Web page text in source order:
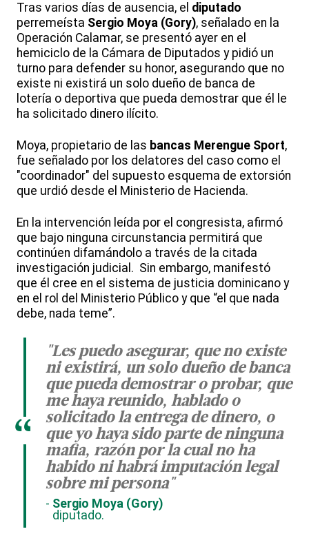
Tras varios días de ausencia, el diputado
perremeísta Sergio Moya (Gory), señalado en la
Operación Calamar, se presentó ayer en el
hemiciclo de la Cámara de Diputados y pidió un
turno para defender su honor, asegurando que no
existe ni existirá un solo dueño de banca de
lotería o deportiva que pueda demostrar que él le
ha solicitado dinero ilícito.
Moya, propietario de las bancas Merengue Sport,
fue señalado por los delatores del caso como el
"coordinador" del supuesto esquema de extorsión
que urdió desde el Ministerio de Hacienda.
En la intervención leída por el congresista, afirmó
que bajo ninguna circunstancia permitirá que
continúen difamándolo a través de la citada
investigación judicial. Sin embargo, manifestó
que él cree en el sistema de justicia dominicano y
en el rol del Ministerio Público y que “el que nada
debe, nada teme”.
"Les puedo asegurar, que no existe
ni existirá, un solo dueño de banca
que pueda demostrar o probar, que
me haya reunido, hablado o
solicitado la entrega de dinero, o
que yo haya sido parte de ninguna
mafia, razón por la cual no ha
habido ni habrá imputación legal
sobre mi persona"
Sergio Moya (Gory)
diputado.
“